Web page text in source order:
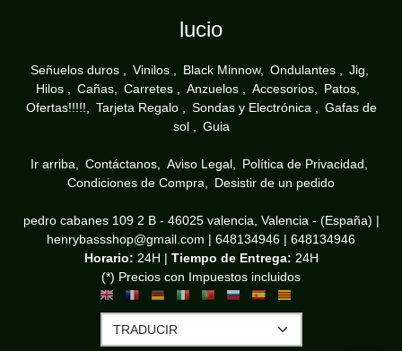
lucio
Señuelos duros Vinilos Black Minnow Ondulantes
Jig
Hilos
Cañas Carretes Anzuelos Accesorios
Patos
Ofertas!!!!!
Tarjeta Regalo Sondas y Electrónica
Gafas de
sol
Guia
Ir arriba Contáctanos Aviso Legal
Política de Privacidad
Condiciones de Compra
Desistir de un pedido
pedro cabanes 109 2 B - 46025 valencia, Valencia - (España) |
henrybassshop@gmail.com | 648134946 | 648134946
Horario: 24H | Tiempo de Entrega: 24H
(*) Precios con Impuestos incluidos